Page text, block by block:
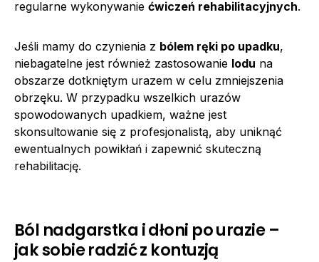
regularne wykonywanie ćwiczeń rehabilitacyjnych.
Jeśli mamy do czynienia z bólem ręki po upadku,
niebagatelne jest również zastosowanie lodu na
obszarze dotkniętym urazem w celu zmniejszenia
obrzęku. W przypadku wszelkich urazów
spowodowanych upadkiem, ważne jest
skonsultowanie się z profesjonalistą, aby uniknąć
ewentualnych powikłań i zapewnić skuteczną
rehabilitację.
Ból nadgarstka i dłoni po urazie –
jak sobie radzić z kontuzją